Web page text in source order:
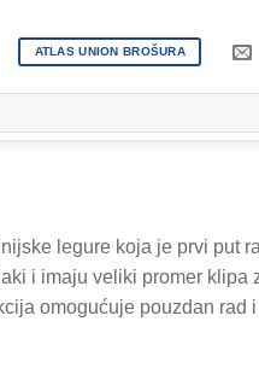
ATLAS UNION BROŠURA
legure koja je prvi put
i imaju veliki promer klipa
omogućuje pouzdan rad